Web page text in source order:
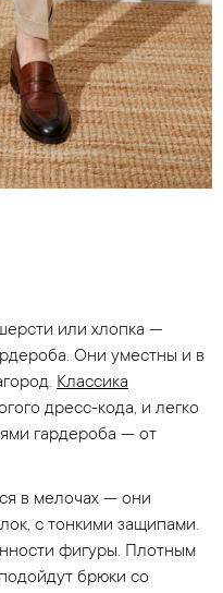
или хлопка —
Они уместны и в
Классика
дресс-кода, и легко
гардероба — от
в мелочах — они
с тонкими защипами.
фигуры. Плотным
брюки со